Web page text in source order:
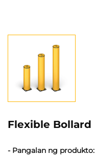
Flexible Bollard
- Pangalan ng produkto: